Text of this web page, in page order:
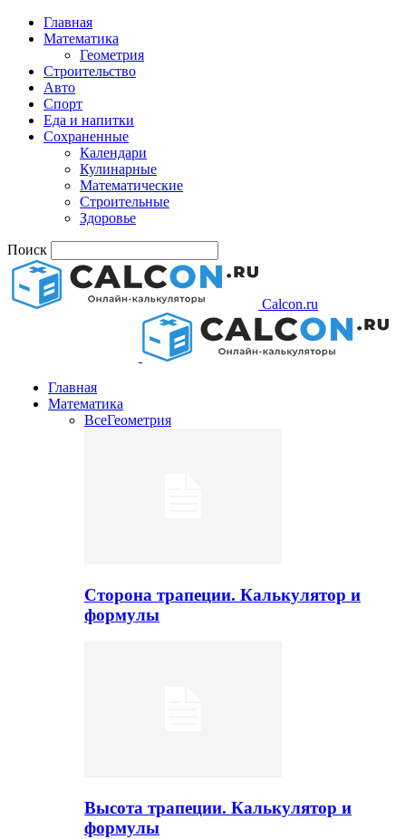
Главная
Математика
Геометрия
Строительство
Авто
Спорт
Еда и напитки
Сохраненные
Календари
Кулинарные
Математические
Строительные
Здоровье
Поиск
Calcon.ru
Главная
Математика
ВсеГеометрия
Сторона трапеции. Калькулятор и
формулы
Высота трапеции. Калькулятор и
формулы